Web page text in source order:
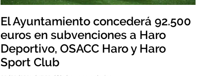
El Ayuntamiento concederá 92.500
euros en subvenciones a Haro
Deportivo, OSACC Haro y Haro
Sport Club